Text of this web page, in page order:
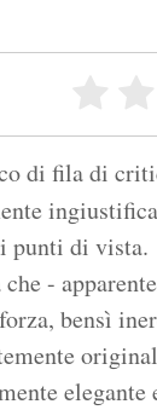
di fila di
punti di vista.
-
bensì